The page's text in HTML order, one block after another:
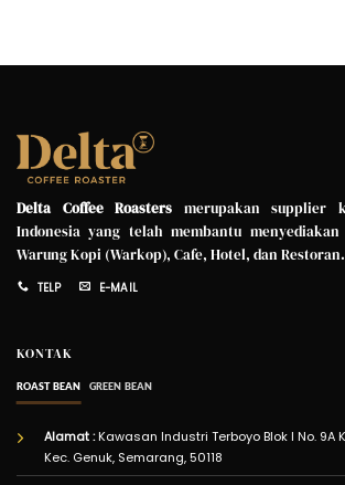
Delta Coffee Roasters merupakan supplier
Indonesia yang telah membantu
Warung Kopi (Warkop), Cafe, Hotel, dan Restoran.
TELP E-MAIL
KONTAK
ROAST BEAN GREEN BEAN
Alamat :Kawasan Industri Terboyo Blok I No. 9A
Kec. Genuk, Semarang, 50118